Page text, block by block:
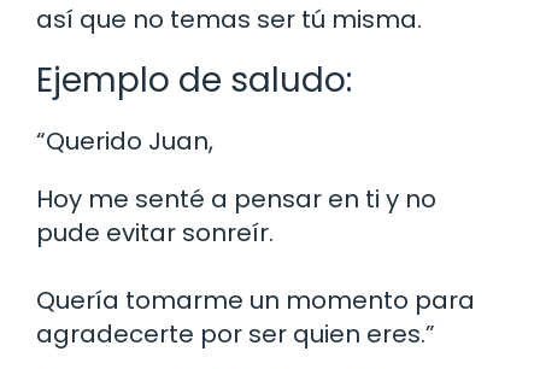
así que no temas ser tú misma.
Ejemplo de saludo:
“Querido Juan,
Hoy me senté a pensar en ti y no
pude evitar sonreír.
Quería tomarme un momento para
agradecerte por ser quien eres.”